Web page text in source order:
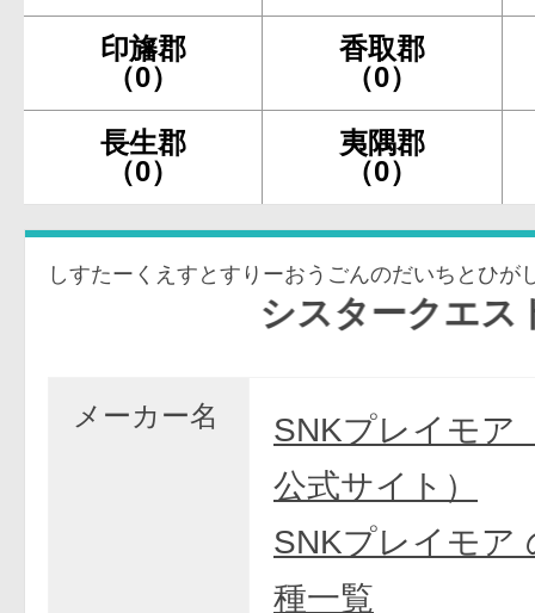
印旛郡
（0）
香取郡
（0）
長生郡
（0）
夷隅郡
（0）
しすたーくえすとすりーおうごんのだいちとひが
シスタークエスト3～
メーカー名
SNKプレイモア
公式サイト）
SNKプレイモア
種一覧